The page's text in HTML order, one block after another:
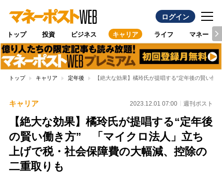
ログイン
トップ 投資 ビジネス キャリア ライフ マネー
トップ キャリア 定年後 【絶大な効果】橘玲氏が提唱する“定年後の賢い
キャリア 2023.12.01 07:00 週刊ポスト
【絶大な効果】橘玲氏が提唱する“定年後
の賢い働き方” 「マイクロ法人」立ち
上げで税・社会保障費の大幅減、控除の
二重取りも